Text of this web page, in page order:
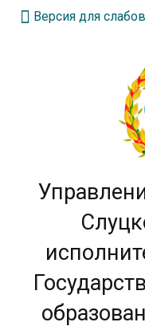
Версия для